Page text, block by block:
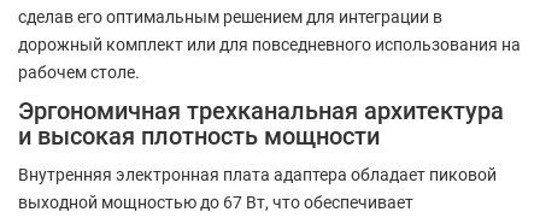
сделав его оптимальным решением для интеграции в
дорожный комплект или для повседневного использования на
рабочем столе.
Эргономичная трехканальная архитектура
и высокая плотность мощности
Внутренняя электронная плата адаптера обладает пиковой
выходной мощностью до 67 Вт, что обеспечивает